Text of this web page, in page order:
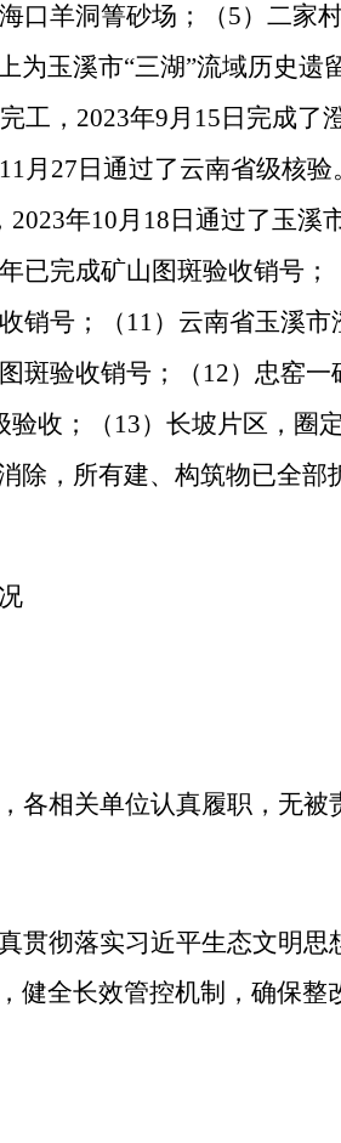
口羊洞箐砂场；（5）二家
为玉溪市“三湖”流域历史
工， 2023年9月 15 日完成了
11月 27 日通过了云南省级核验
2023年10月 18 日通过了玉溪
年已完成矿山图斑验收销号；
销号；（ 11）云南省玉溪
斑验收销号；（ 12）忠窑一
验收；（ 13）长坡片区，圈
除，所有建、构筑物已全
各相关单位认真履职，无被
贯彻落实习近平生态文明
健全长效管控机制，确保整